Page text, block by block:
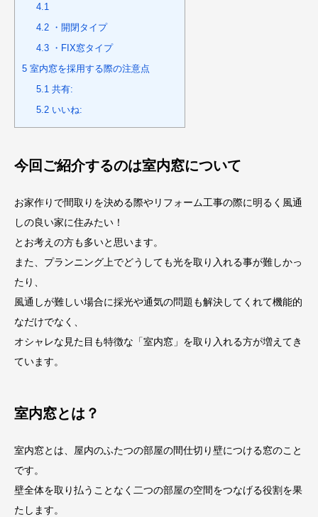
4.1
4.2・開閉タイプ
4.3・FIX窓タイプ
5 室内窓を採用する際の注意点
5.1 共有:
5.2いいね:
今回ご紹介するのは室内窓について
お家作りで間取りを決める際やリフォーム工事の際に明るく風通
しの良い家に住みたい！
とお考えの方も多いと思います。
また、プランニング上でどうしても光を取り入れる事が難しかっ
たり、
風通しが難しい場合に採光や通気の問題も解決してくれて機能的
なだけでなく、
オシャレな見た目も特徴な「室内窓」を取り入れる方が増えてき
ています。
室内窓とは？
室内窓とは、屋内のふたつの部屋の間仕切り壁につける窓のこと
です。
壁全体を取り払うことなく二つの部屋の空間をつなげる役割を果
たします。